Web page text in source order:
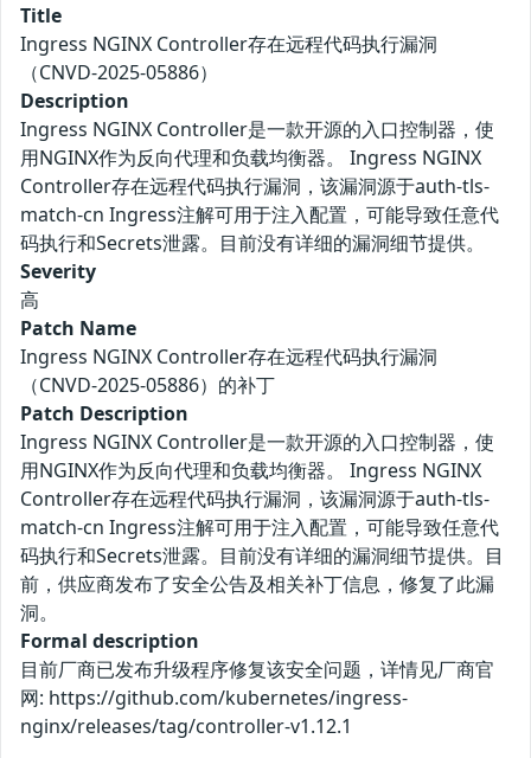
Title
Ingress NGINX Controller存在远程代码执行漏洞
（CNVD-2025-05886）
Description
Ingress NGINX Controller是一款开源的入口控制器，使
用NGINX作为反向代理和负载均衡器。 Ingress NGINX
Controller存在远程代码执行漏洞，该漏洞源于auth-tls-
match-cn Ingress注解可用于注入配置，可能导致任意代
码执行和Secrets泄露。目前没有详细的漏洞细节提供。
Severity
高
Patch Name
Ingress NGINX Controller存在远程代码执行漏洞
（CNVD-2025-05886）的补丁
Patch Description
Ingress NGINX Controller是一款开源的入口控制器，使
用NGINX作为反向代理和负载均衡器。 Ingress NGINX
Controller存在远程代码执行漏洞，该漏洞源于auth-tls-
match-cn Ingress注解可用于注入配置，可能导致任意代
码执行和Secrets泄露。目前没有详细的漏洞细节提供。目
前，供应商发布了安全公告及相关补丁信息，修复了此漏
洞。
Formal description
目前厂商已发布升级程序修复该安全问题，详情见厂商官
网: https://github.com/kubernetes/ingress-
nginx/releases/tag/controller-v1.12.1